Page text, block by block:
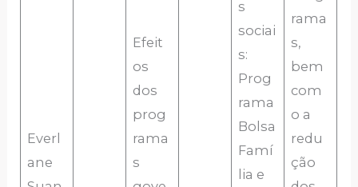
Everl
ane
Efeit
os
dos
prog
rama
s
s
sociai
s:
Prog
rama
Bolsa
Famí
lia e
rama
s,
bem
com
o a
redu
ção